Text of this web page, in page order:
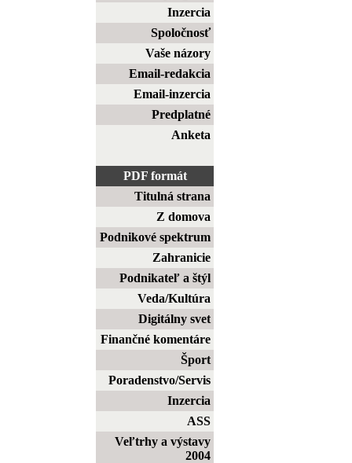
Inzercia
Spoločnosť
Vaše názory
Email-redakcia
Email-inzercia
Predplatné
Anketa
PDF formát
Titulná strana
Z domova
Podnikové spektrum
Zahranicie
Podnikateľ a štýl
Veda/Kultúra
Digitálny svet
Finančné komentáre
Šport
Poradenstvo/Servis
Inzercia
ASS
Veľtrhy a výstavy
2004